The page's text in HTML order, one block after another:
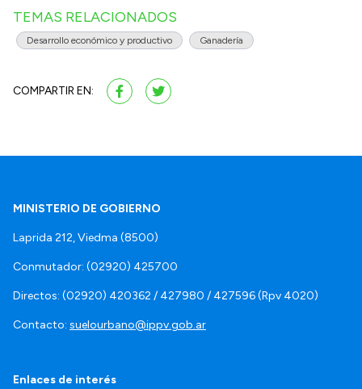
TEMAS RELACIONADOS
Desarrollo económico y productivo Ganadería
COMPARTIR EN:
MINISTERIO DE GOBIERNO
Laprida 212, Viedma (8500)
Conmutador: (02920) 425700
Directos: (02920) 420362 / 427980 / 427596 (Rpv 4020)
Contacto: suelourbano@ippv.gob.ar
Enlaces de interés